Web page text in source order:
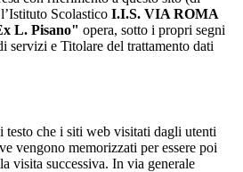
Scolastico I.I.S. VIA ROMA
L. Pisano" opera, sotto i propri segni
servizi e Titolare del trattamento dati
che i siti web visitati dagli utenti
vengono memorizzati per essere poi
visita successiva. In via generale